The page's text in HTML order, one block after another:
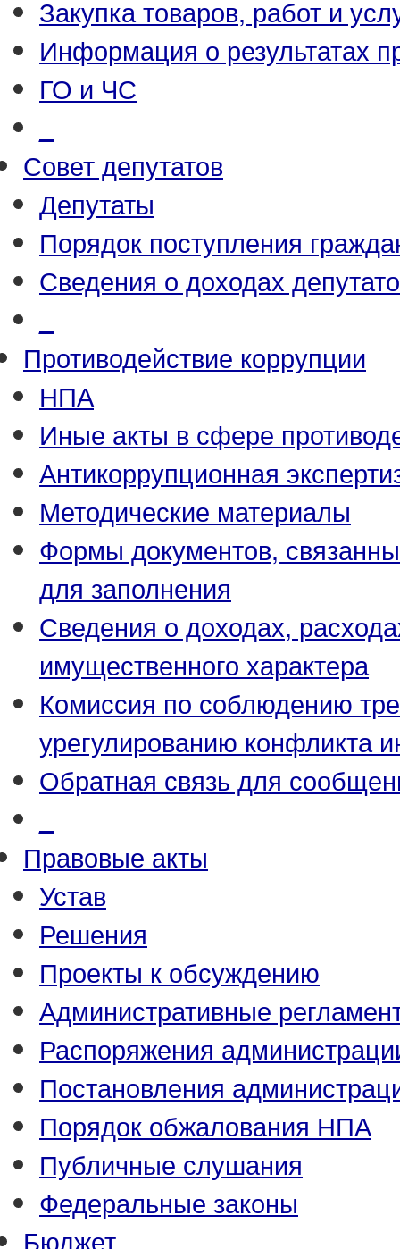
Закупка товаров, работ и
Информация о результатах
ГО и ЧС
Совет депутатов
Депутаты
Порядок поступления
Сведения о доходах
Противодействие коррупции
НПА
Иные акты в сфере
Антикоррупционная
Методические материалы
Формы документов,
для заполнения
Сведения о доходах,
имущественного характера
Комиссия по соблюдению
урегулированию конфликта
Обратная связь для
Правовые акты
Устав
Решения
Проекты к обсуждению
Административные
Распоряжения
Постановления
Порядок обжалования НПА
Публичные слушания
Федеральные законы
Бюджет